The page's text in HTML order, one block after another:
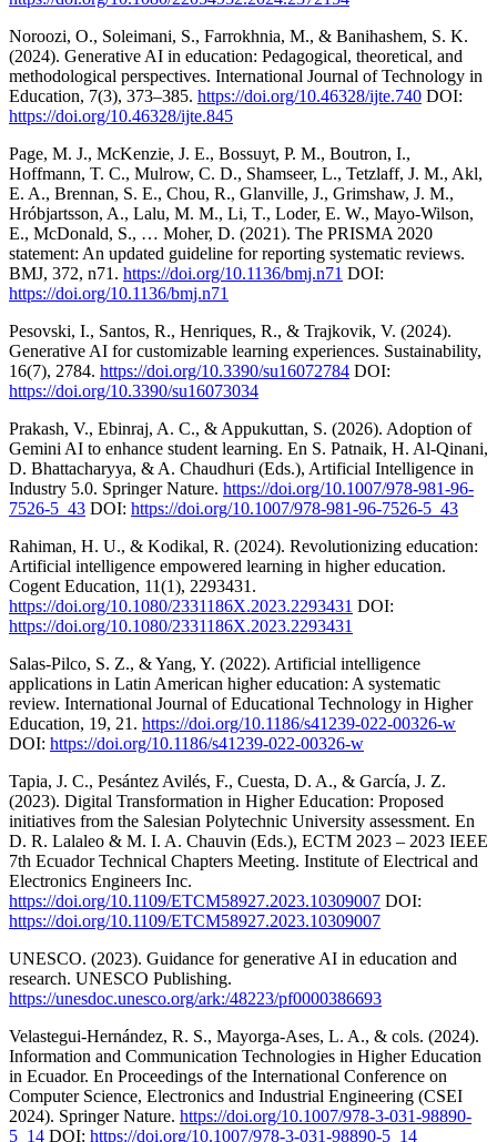
Noroozi, O., Soleimani, S., Farrokhnia, M., & Banihashem, S. K.
(2024). Generative AI in education: Pedagogical, theoretical, and
methodological perspectives. International Journal of Technology in
Education, 7(3), 373–385. https://doi.org/10.46328/ijte.740 DOI:
https://doi.org/10.46328/ijte.845
Page, M. J., McKenzie, J. E., Bossuyt, P. M., Boutron, I.,
Hoffmann, T. C., Mulrow, C. D., Shamseer, L., Tetzlaff, J. M., Akl,
E. A., Brennan, S. E., Chou, R., Glanville, J., Grimshaw, J. M.,
Hróbjartsson, A., Lalu, M. M., Li, T., Loder, E. W., Mayo-Wilson,
E., McDonald, S., … Moher, D. (2021). The PRISMA 2020
statement: An updated guideline for reporting systematic reviews.
BMJ, 372, n71. https://doi.org/10.1136/bmj.n71 DOI:
https://doi.org/10.1136/bmj.n71
Pesovski, I., Santos, R., Henriques, R., & Trajkovik, V. (2024).
Generative AI for customizable learning experiences. Sustainability,
16(7), 2784. https://doi.org/10.3390/su16072784 DOI:
https://doi.org/10.3390/su16073034
Prakash, V., Ebinraj, A. C., & Appukuttan, S. (2026). Adoption of
Gemini AI to enhance student learning. En S. Patnaik, H. Al-Qinani,
D. Bhattacharyya, & A. Chaudhuri (Eds.), Artificial Intelligence in
Industry 5.0. Springer Nature. https://doi.org/10.1007/978-981-96-
7526-5_43 DOI: https://doi.org/10.1007/978-981-96-7526-5_43
Rahiman, H. U., & Kodikal, R. (2024). Revolutionizing education:
Artificial intelligence empowered learning in higher education.
Cogent Education, 11(1), 2293431.
https://doi.org/10.1080/2331186X.2023.2293431 DOI:
https://doi.org/10.1080/2331186X.2023.2293431
Salas-Pilco, S. Z., & Yang, Y. (2022). Artificial intelligence
applications in Latin American higher education: A systematic
review. International Journal of Educational Technology in Higher
Education, 19, 21. https://doi.org/10.1186/s41239-022-00326-w
DOI: https://doi.org/10.1186/s41239-022-00326-w
Tapia, J. C., Pesántez Avilés, F., Cuesta, D. A., & García, J. Z.
(2023). Digital Transformation in Higher Education: Proposed
initiatives from the Salesian Polytechnic University assessment. En
D. R. Lalaleo & M. I. A. Chauvin (Eds.), ECTM 2023 – 2023 IEEE
7th Ecuador Technical Chapters Meeting. Institute of Electrical and
Electronics Engineers Inc.
https://doi.org/10.1109/ETCM58927.2023.10309007 DOI:
https://doi.org/10.1109/ETCM58927.2023.10309007
UNESCO. (2023). Guidance for generative AI in education and
research. UNESCO Publishing.
https://unesdoc.unesco.org/ark:/48223/pf0000386693
Velastegui-Hernández, R. S., Mayorga-Ases, L. A., & cols. (2024).
Information and Communication Technologies in Higher Education
in Ecuador. En Proceedings of the International Conference on
Computer Science, Electronics and Industrial Engineering (CSEI
2024). Springer Nature. https://doi.org/10.1007/978-3-031-98890-
5_14 DOI: https://doi.org/10.1007/978-3-031-98890-5_14